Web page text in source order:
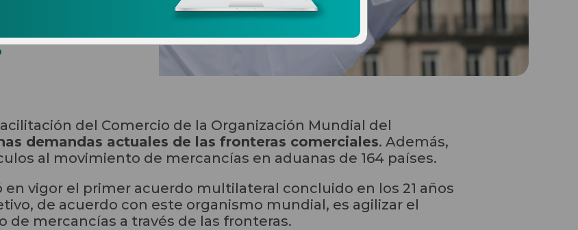
del Comercio de la Organización Mundial del
demandas actuales de las fronteras comerciales. Además,
al movimiento de mercancías en aduanas de 164 países.
vigor el primer acuerdo multilateral concluido en los 21 años
de acuerdo con este organismo mundial, es agilizar el
mercancías a través de las fronteras.